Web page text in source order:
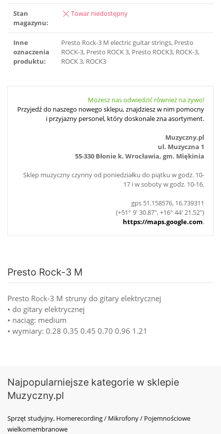
Stan
magazynu:
Towar niedostępny
Inne
oznaczenia
produktu:
Presto Rock-3 M electric guitar strings, Presto
ROCK-3, Presto ROCK 3, Presto ROCK3, ROCK-3,
ROCK 3, ROCK3
Możesz nas odwiedzić również na żywo!
Przyjedź do naszego nowego sklepu, znajdziesz w nim pomocny
i przyjazny personel, który doskonale zna asortyment.
Muzyczny.pl
ul. Muzyczna 1
55-330 Błonie k. Wrocławia, gm. Miękinia
Sklep muzyczny czynny od poniedziałku do piątku w godz. 10-
17 i w soboty w godz. 10-16.
gps 51.158576, 16.739311
(+51° 9' 30.87", +16° 44' 21.52")
https://maps.google.com.
Presto Rock-3 M
Presto Rock-3 M struny do gitary elektrycznej
• do gitary elektrycznej
• naciąg: medium
• wymiary: 0.28 0.35 0.45 0.70 0.96 1.21
Najpopularniejsze kategorie w sklepie
Muzyczny.pl
Sprzęt studyjny, Homerecording / Mikrofony / Pojemnościowe
wielkomembranowe